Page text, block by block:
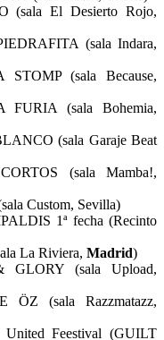
(sala El Desierto Rojo,
(sala Indara,
(sala Because,
FURIA (sala Bohemia,
(sala Garaje Beat
(sala Mamba!,
Custom, Sevilla)
1ª fecha (Recinto
La Riviera, Madrid)
GLORY (sala Upload,
ÖZ (sala Razzmatazz,
United Feestival (GUILT